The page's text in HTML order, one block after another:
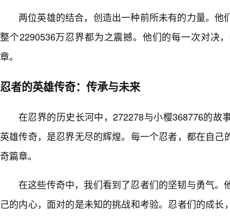
两位英雄的结合，创造出一种前所未有的力量。他
整个2290536万忍界都为之震撼。他们的每一次对决
章。
忍者的英雄传奇：传承与未来
在忍界的历史长河中，272278与小樱368776的故
英雄传奇，是忍界无尽的辉煌。每一个忍者，都在自己
奇篇章。
在这些传奇中，我们看到了忍者们的坚韧与勇气。
己的内心，面对的是未知的挑战和考验。忍者们的成长